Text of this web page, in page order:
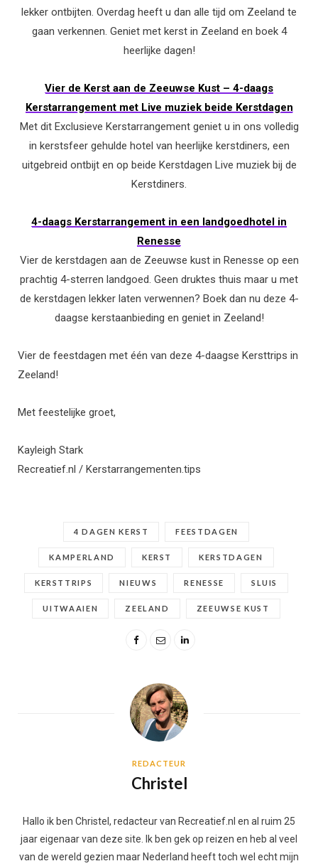
lekker ontbijten. Overdag heeft u dan alle tijd om Zeeland te
gaan verkennen. Geniet met kerst in Zeeland en boek 4
heerlijke dagen!
Vier de Kerst aan de Zeeuwse Kust – 4-daags
Kerstarrangement met Live muziek beide Kerstdagen
Met dit Exclusieve Kerstarrangement geniet u in ons volledig
in kerstsfeer gehulde hotel van heerlijke kerstdiners, een
uitgebreid ontbijt en op beide Kerstdagen Live muziek bij de
Kerstdiners.
4-daags Kerstarrangement in een landgoedhotel in
Renesse
Vier de kerstdagen aan de Zeeuwse kust in Renesse op een
prachtig 4-sterren landgoed. Geen druktes thuis maar u met
de kerstdagen lekker laten verwennen? Boek dan nu deze 4-
daagse kerstaanbieding en geniet in Zeeland!
Vier de feestdagen met één van deze 4-daagse Kersttrips in
Zeeland!
Met feestelijke groet,
Kayleigh Stark
Recreatief.nl / Kerstarrangementen.tips
4 DAGEN KERST FEESTDAGEN
KAMPERLAND KERST KERSTDAGEN
KERSTTRIPS NIEUWS RENESSE SLUIS
UITWAAIEN ZEELAND ZEEUWSE KUST
REDACTEUR
Christel
Hallo ik ben Christel, redacteur van Recreatief.nl en al ruim 25
jaar eigenaar van deze site. Ik ben gek op reizen en heb al veel
van de wereld gezien maar Nederland heeft toch wel echt mijn